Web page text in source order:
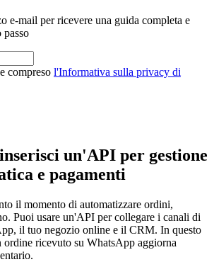
e-mail per ricevere una guida completa e
passo
compreso l'Informativa sulla privacy di
un'API per gestione
e pagamenti
il momento di automatizzare ordini,
Puoi usare un'API per collegare i canali di
il tuo negozio online e il CRM. In questo
ordine ricevuto su WhatsApp aggiorna